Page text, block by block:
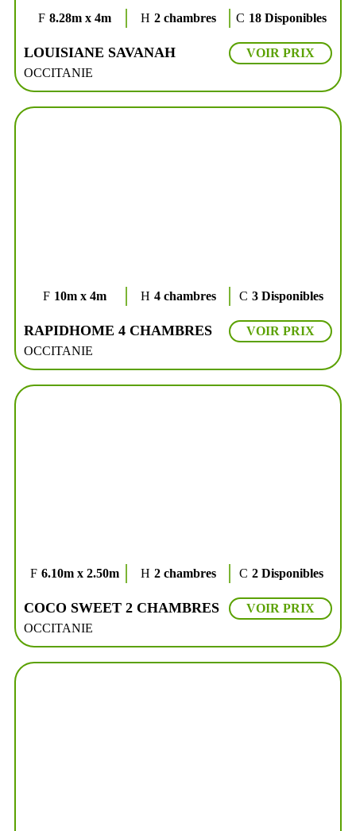
8.28m x 4m 2 chambres 18 Disponibles
LOUISIANE SAVANAH
OCCITANIE
VOIR PRIX
10m x 4m 4 chambres 3 Disponibles
RAPIDHOME 4 CHAMBRES
OCCITANIE
VOIR PRIX
6.10m x 2.50m 2 chambres 2 Disponibles
COCO SWEET 2 CHAMBRES
OCCITANIE
VOIR PRIX